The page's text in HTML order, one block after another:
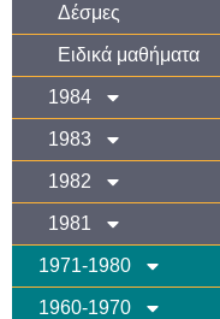
Δέσμες
Ειδικά μαθήματα
1984
1983
1982
1981
1971-1980
1960-1970